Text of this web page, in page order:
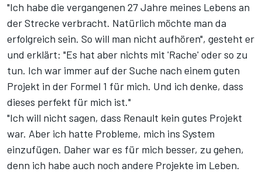
"Ich habe die vergangenen 27 Jahre meines Lebens an
der Strecke verbracht. Natürlich möchte man da
erfolgreich sein. So will man nicht aufhören", gesteht er
und erklärt: "Es hat aber nichts mit 'Rache' oder so zu
tun. Ich war immer auf der Suche nach einem guten
Projekt in der Formel 1 für mich. Und ich denke, dass
dieses perfekt für mich ist."
"Ich will nicht sagen, dass Renault kein gutes Projekt
war. Aber ich hatte Probleme, mich ins System
einzufügen. Daher war es für mich besser, zu gehen,
denn ich habe auch noch andere Projekte im Leben.